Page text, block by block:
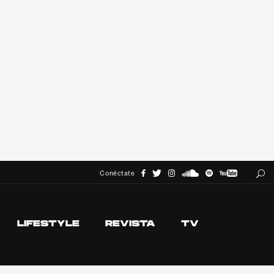
Conéctate
LIFESTYLE REVISTA TV